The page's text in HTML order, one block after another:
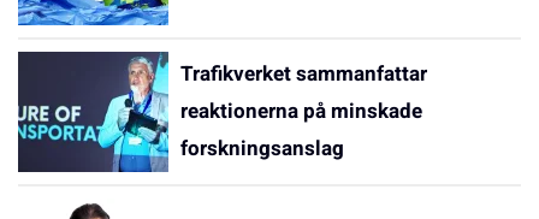
Trafikverket sammanfattar
reaktionerna på minskade
forskningsanslag